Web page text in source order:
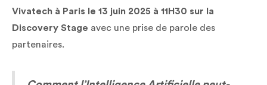
Vivatech à Paris le 13 juin 2025 à 11H30 sur la
Discovery Stage avec une prise de parole des
partenaires.